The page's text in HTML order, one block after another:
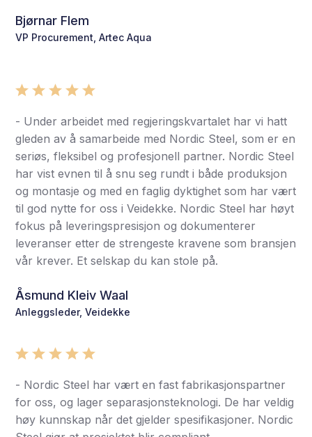
Bjørnar Flem
VP Procurement, Artec Aqua
- Under arbeidet med regjeringskvartalet har vi hatt
gleden av å samarbeide med Nordic Steel, som er en
seriøs, fleksibel og profesjonell partner. Nordic Steel
har vist evnen til å snu seg rundt i både produksjon
og montasje og med en faglig dyktighet som har vært
til god nytte for oss i Veidekke. Nordic Steel har høyt
fokus på leveringspresisjon og dokumenterer
leveranser etter de strengeste kravene som bransjen
vår krever. Et selskap du kan stole på.
Åsmund Kleiv Waal
Anleggsleder, Veidekke
- Nordic Steel har vært en fast fabrikasjonspartner
for oss, og lager separasjonsteknologi. De har veldig
høy kunnskap når det gjelder spesifikasjoner. Nordic